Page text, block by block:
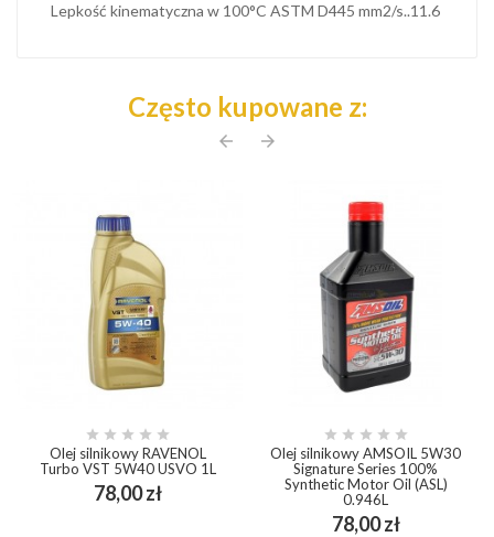
Lepkość kinematyczna w 100°C ASTM D445 mm2/s..11.6
Często kupowane z:
arrow_back arrow_forward
    
Olej silnikowy RAVENOL
Turbo VST 5W40 USVO 1L
78,00 złCena
    
Olej silnikowy AMSOIL 5W30
Signature Series 100%
Synthetic Motor Oil (ASL)
0.946L
78,00 złCena